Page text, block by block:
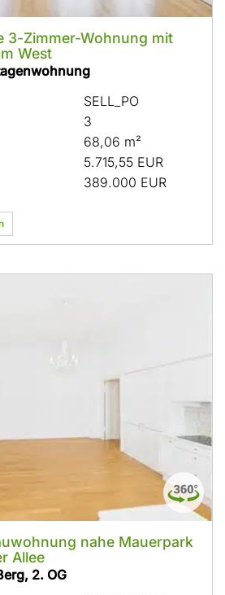
3-Zimmer-Wohnung mit
West
SELL_PO
3
68,06 m²
5.715,55 EUR
389.000 EUR
nahe Mauerpark
Allee
2. OG